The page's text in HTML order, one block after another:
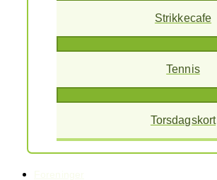
Strikkecafe
Tennis
Torsdagskort